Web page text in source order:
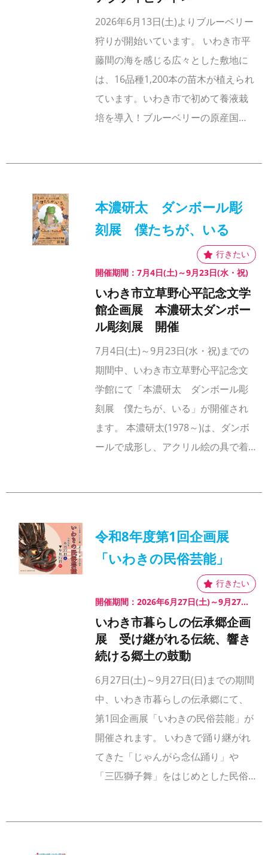
2026年6月13日(土)よりブルーベリー
狩りが開始いています。 いわき市平
藤間の海を感じる広々とした敷地に
は、16品種1,200本の苗木が植えられ
ています。いわき市で初めて養液栽
培を導入！ブルーベリーの原産国…
本濃研太 ダンボール彫
刻展 僕たちが、いる
開催期間：7月4日(土)～9月23日(水・祝)
いわき市立草野心平記念文学
館企画展 本濃研太ダンボー
ル彫刻展 開催
7月4日(土)～9月23日(水・祝)までの
期間中、いわき市立草野心平記念文
学館にて「本濃研太 ダンボール彫
刻展 僕たちが、いる」が開催され
ます。 本濃研太(1978～)は、ダンボ
ールで成形し、アクリル絵の具で着…
令和8年度第1回企画展
「いわきの民俗芸能」
開催期間：2026年6月27日(土)～9月27日(日)
いわき市暮らしの伝承郷企画
展 受け継がれる伝統、響き
続ける郷土の鼓動
6月27日(土)～9月27日(日)までの期間
中、いわき市暮らしの伝承郷にて、
第1回企画展「いわきの民俗芸能」が
開催されます。 いわきで踊り継がれ
てきた「じゃんがら念仏踊り」や
「三匹獅子舞」をはじめとした民俗…